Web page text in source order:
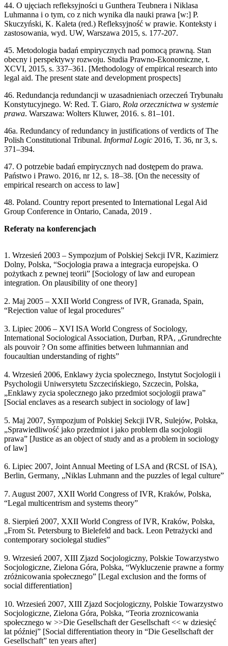
44. O ujęciach refleksyjności u Gunthera Teubnera i Niklasa
Luhmanna i o tym, co z nich wynika dla nauki prawa [w:] P.
Skuczyński, K. Kaleta (red.) Refleksyjność w prawie. Konteksty i
zastosowania, wyd. UW, Warszawa 2015, s. 177-207.
45. Metodologia badań empirycznych nad pomocą prawną. Stan
obecny i perspektywy rozwoju. Studia Prawno-Ekonomiczne, t.
XCVI, 2015, s. 337–361. [Methodology of empirical research into
legal aid. The present state and development prospects]
46. Redundancja redundancji w uzasadnieniach orzeczeń Trybunału
Konstytucyjnego. W: Red. T. Giaro, Rola orzecznictwa w systemie
prawa. Warszawa: Wolters Kluwer, 2016. s. 81–101.
46a. Redundancy of redundancy in justifications of verdicts of The
Polish Constitutional Tribunal. Informal Logic 2016, T. 36, nr 3, s.
371–394.
47. O potrzebie badań empirycznych nad dostępem do prawa.
Państwo i Prawo. 2016, nr 12, s. 18–38. [On the necessity of
empirical research on access to law]
48. Poland. Country report presented to International Legal Aid
Group Conference in Ontario, Canada, 2019 .
Referaty na konferencjach
1. Wrzesień 2003 – Sympozjum of Polskiej Sekcji IVR, Kazimierz
Dolny, Polska, “Socjologia prawa a integracja europejska. O
pożytkach z pewnej teorii” [Sociology of law and european
integration. On plausibility of one theory]
2. Maj 2005 – XXII World Congress of IVR, Granada, Spain,
“Rejection value of legal procedures”
3. Lipiec 2006 – XVI ISA World Congress of Sociology,
International Sociological Association, Durban, RPA, „Grundrechte
als pouvoir ? On some affinities between luhmannian and
foucaultian understanding of rights”
4. Wrzesień 2006, Enklawy życia spolecznego, Instytut Socjologii i
Psychologii Uniwersytetu Szczecińskiego, Szczecin, Polska,
„Enklawy zycia spolecznego jako przedmiot socjologii prawa”
[Social enclaves as a research subject in sociology of law]
5. Maj 2007, Sympozjum of Polskiej Sekcji IVR, Sulejów, Polska,
„Sprawiedliwość jako przedmiot i jako problem dla socjologii
prawa” [Justice as an object of study and as a problem in sociology
of law]
6. Lipiec 2007, Joint Annual Meeting of LSA and (RCSL of ISA),
Berlin, Germany, „Niklas Luhmann and the puzzles of legal culture”
7. August 2007, XXII World Congress of IVR, Kraków, Polska,
“Legal multicentrism and systems theory”
8. Sierpień 2007, XXII World Congress of IVR, Kraków, Polska,
„From St. Petersburg to Bielefeld and back. Leon Petrażycki and
contemporary sociolegal studies”
9. Wrzesień 2007, XIII Zjazd Socjologiczny, Polskie Towarzystwo
Socjologiczne, Zielona Góra, Polska, “Wykluczenie prawne a formy
zróżnicowania społecznego” [Legal exclusion and the forms of
social differentiation]
10. Wrzesień 2007, XIII Zjazd Socjologiczny, Polskie Towarzystwo
Socjologiczne, Zielona Góra, Polska, “Teoria zroznicowania
społecznego w >>Die Gesellschaft der Gesellschaft << w dziesięć
lat później” [Social differentiation theory in “Die Gesellschaft der
Gesellschaft” ten years after]